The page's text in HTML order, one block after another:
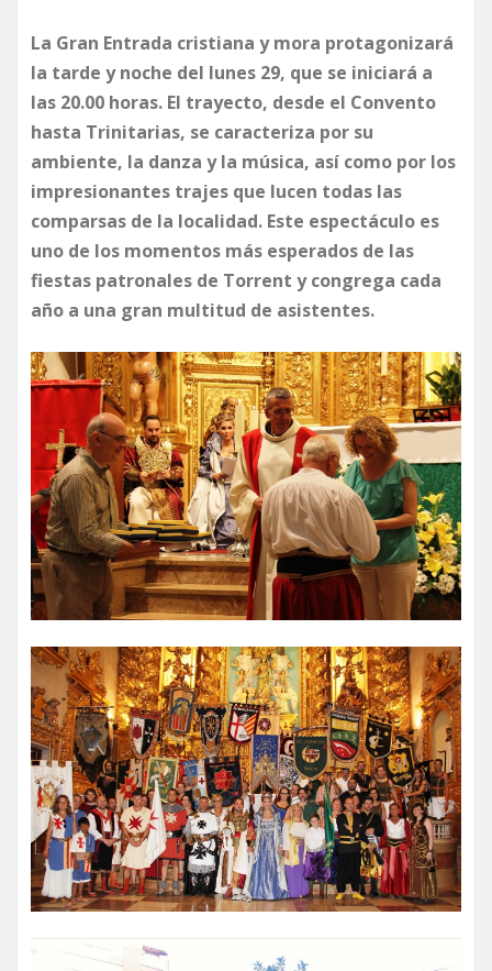
​La Gran Entrada cristiana y mora protagonizará
la tarde y noche del lunes 29, que se iniciará a
las 20.00 horas. El trayecto, desde el Convento
hasta Trinitarias, se caracteriza por su
ambiente, la danza y la música, así como por los
impresionantes trajes que lucen todas las
comparsas de la localidad. Este espectáculo es
uno de los momentos más esperados de las
fiestas patronales de Torrent y congrega cada
año a una gran multitud de asistentes.